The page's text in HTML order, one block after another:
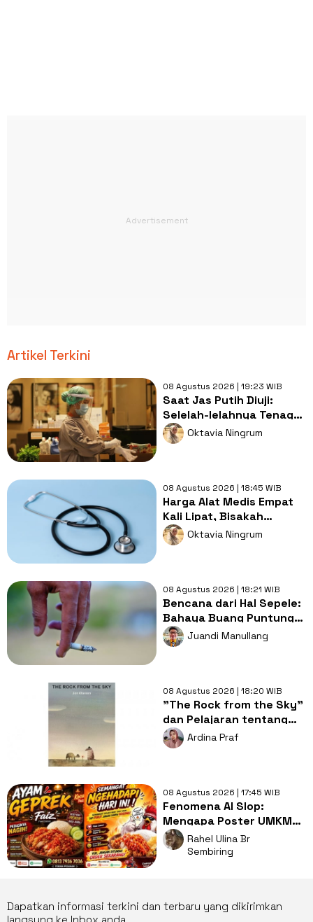
Artikel Terkini
08 Agustus 2026 | 19:23 WIB
Saat Jas Putih Diuji:
Selelah-lelahnya Tenaga
Kesehatan, Tetap Lebih
Melelahkan Jadi Pasien
Oktavia Ningrum
08 Agustus 2026 | 18:45 WIB
Harga Alat Medis Empat
Kali Lipat, Bisakah
Layanan Kesehatan
Tetap Murah?
Oktavia Ningrum
08 Agustus 2026 | 18:21 WIB
Bencana dari Hal Sepele:
Bahaya Buang Puntung
Rokok Sembarangan di
Musim Kemarau
Juandi Manullang
08 Agustus 2026 | 18:20 WIB
"The Rock from the Sky"
dan Pelajaran tentang
Berani Menghadapi
Perubahan
Ardina Praf
08 Agustus 2026 | 17:45 WIB
Fenomena AI Slop:
Mengapa Poster UMKM
Makin Seragam dan Bikin
Kita Bosan?
Rahel Ulina Br
Sembiring
Dapatkan informasi terkini dan terbaru yang dikirimkan